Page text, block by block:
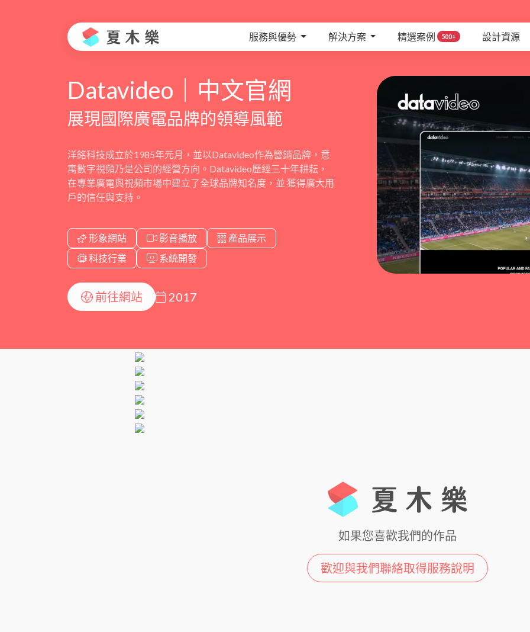
服務與優勢 解決方案 精選案例 500+ 設計資源
Datavideo｜中文官網
展現國際廣電品牌的領導風範
洋銘科技成立於1985年元月，並以Datavideo作為營銷品牌，意
寓數字視頻乃是公司的經營方向。Datavideo歷經三十年耕耘，
在專業廣電與視頻市場中建立了全球品牌知名度，並 獲得廣大用
戶的信任與支持。
形象網站 影音播放
產品展示
科技行業
系統開發
前往網站 2017
如果您喜歡我們的作品
歡迎與我們聯絡取得服務說明